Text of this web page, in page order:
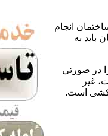
انجام
باید به
در صورتی
غیر
کشی است.